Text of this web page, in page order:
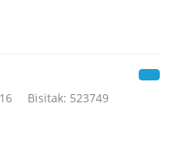
Bisitak: 523749